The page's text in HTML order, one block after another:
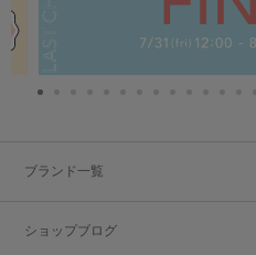
ブランド一覧
ショップブログ